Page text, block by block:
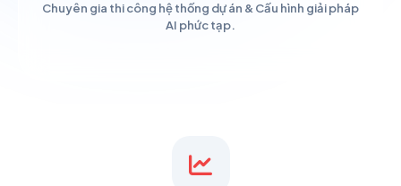
Chuyên gia thi công hệ thống dự án & Cấu hình giải pháp
AI phức tạp.